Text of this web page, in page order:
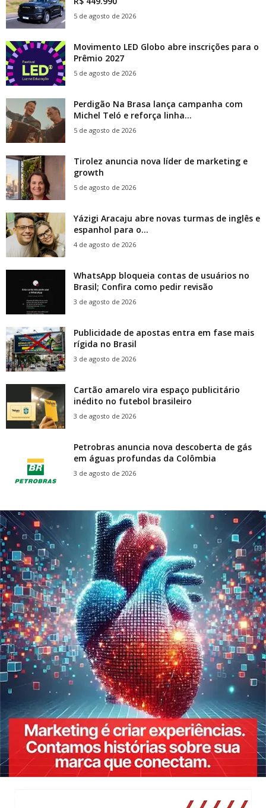
5 de agosto de 2026
Movimento LED Globo abre inscrições para o
Prêmio 2027
5 de agosto de 2026
Perdigão Na Brasa lança campanha com
Michel Teló e reforça linha...
5 de agosto de 2026
Tirolez anuncia nova líder de marketing e
growth
5 de agosto de 2026
Yázigi Aracaju abre novas turmas de inglês e
espanhol para o...
4 de agosto de 2026
WhatsApp bloqueia contas de usuários no
Brasil; Confira como pedir revisão
3 de agosto de 2026
Publicidade de apostas entra em fase mais
rígida no Brasil
3 de agosto de 2026
Cartão amarelo vira espaço publicitário
inédito no futebol brasileiro
3 de agosto de 2026
Petrobras anuncia nova descoberta de gás
em águas profundas da Colômbia
3 de agosto de 2026